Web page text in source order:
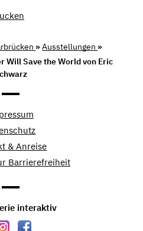
»Ausstellungen »
Will Save the World von Eric
& Anreise
Barrierefreiheit
interaktiv